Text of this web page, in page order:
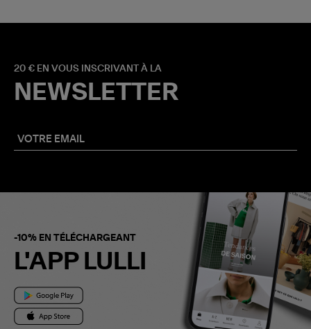
20 € EN VOUS INSCRIVANT À LA
NEWSLETTER
-10% EN TÉLÉCHARGEANT
L'APP LULLI